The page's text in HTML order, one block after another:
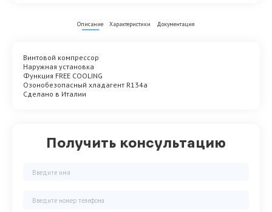
Получить консультацию
Описание Характеристики Документация
Винтовой компрессор
Наружная установка
Функция FREE COOLING
Озонобезопасный хладагент R134a
Сделано в Италии